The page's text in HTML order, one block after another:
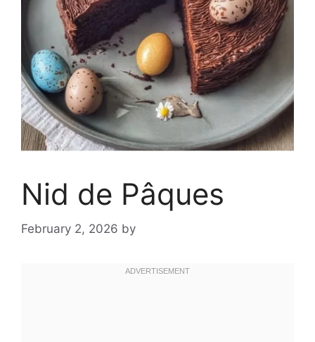
Nid de Pâques
February 2, 2026 by